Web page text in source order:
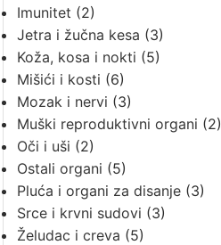
Imunitet (2)
Jetra i žučna kesa (3)
Koža, kosa i nokti (5)
Mišići i kosti (6)
Mozak i nervi (3)
Muški reproduktivni organi (2)
Oči i uši (2)
Ostali organi (5)
Pluća i organi za disanje(3)
Srce i krvni sudovi (3)
Želudac i creva (5)